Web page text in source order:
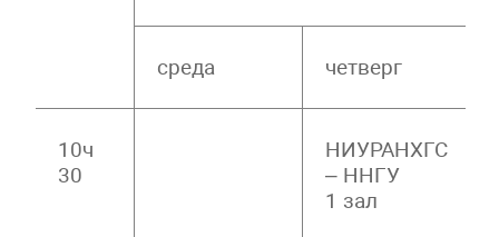
среда четверг
10ч
30
НИУРАНХГС
– ННГУ
1 зал